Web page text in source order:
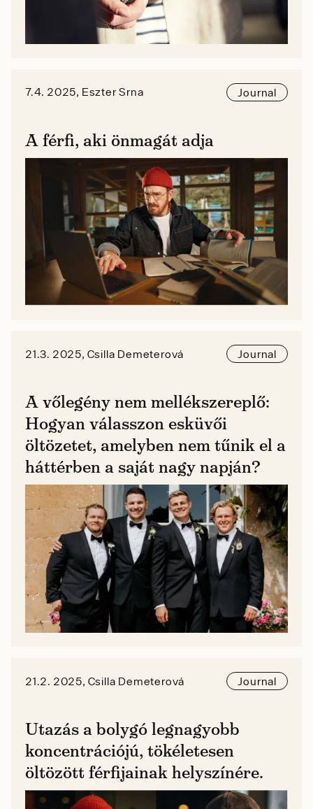
7.4. 2025, Eszter Srna Journal
A férfi, aki önmagát adja
21.3. 2025, Csilla Demeterová Journal
A vőlegény nem mellékszereplő:
Hogyan válasszon esküvői
öltözetet, amelyben nem tűnik el a
háttérben a saját nagy napján?
21.2. 2025, Csilla Demeterová Journal
Utazás a bolygó legnagyobb
koncentrációjú, tökéletesen
öltözött férfijainak helyszínére.